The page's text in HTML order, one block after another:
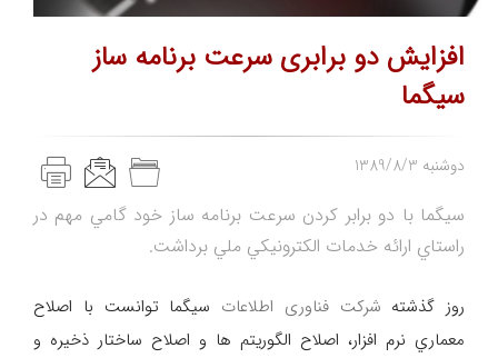
افزایش دو برابری سرعت برنامه ساز
سیگما
1389/8/3 دوشنبه
سیگما با دو برابر کردن سرعت برنامه ساز خود گامي مهم در
راستاي ارائه خدمات الكترونيكي ملي برداشت.
روز گذشته شركت فناوری اطلاعات سيگما توانست با اصلاح
معماري نرم افزار، اصلاح الگوريتم ها و اصلاح ساختار ذخيره و